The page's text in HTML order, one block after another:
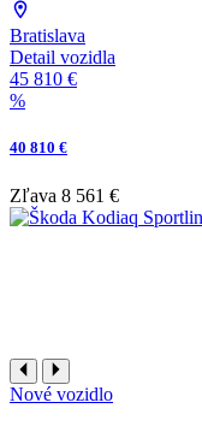
Bratislava
Detail vozidla
45 810 €
%
40 810 €
Zľava 8 561 €
Nové vozidlo